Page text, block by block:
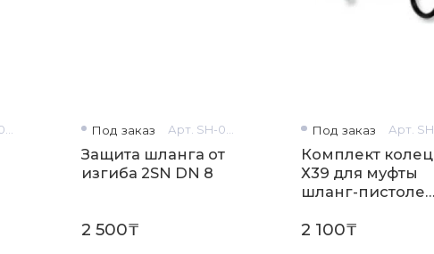
Под заказ
Защита шланга от
изгиба 2SN DN 8
2 500₸
Под заказ
Комплект колец
Х39 для муфты
шланг-пистоле
2 100₸